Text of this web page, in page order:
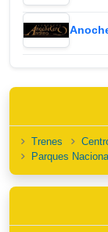
Trenes
Parques